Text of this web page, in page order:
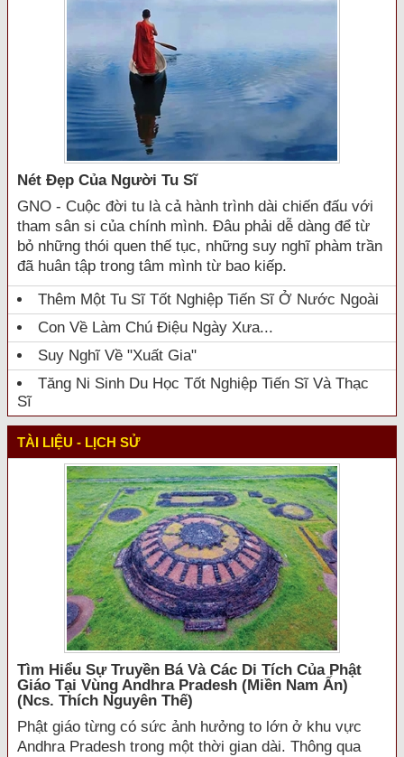
Nét Đẹp Của Người Tu Sĩ
GNO - Cuộc đời tu là cả hành trình dài chiến đấu với
tham sân si của chính mình. Đâu phải dễ dàng để từ
bỏ những thói quen thế tục, những suy nghĩ phàm trần
đã huân tập trong tâm mình từ bao kiếp.
Thêm Một Tu Sĩ Tốt Nghiệp Tiến Sĩ Ở Nước Ngoài
Con Về Làm Chú Điệu Ngày Xưa...
Suy Nghĩ Về "xuất Gia"
Tăng Ni Sinh Du Học Tốt Nghiệp Tiến Sĩ Và Thạc
Sĩ
TÀI LIỆU - LỊCH SỬ
Tìm Hiểu Sự Truyền Bá Và Các Di Tích Của Phật
Giáo Tại Vùng Andhra Pradesh (miền Nam Ấn)
(ncs. Thích Nguyên Thế)
Phật giáo từng có sức ảnh hưởng to lớn ở khu vực
Andhra Pradesh trong một thời gian dài. Thông qua